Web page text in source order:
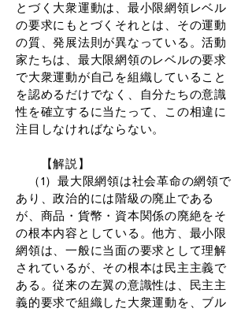
とづく大衆運動は、最小限網領レベル
の要求にもとづくそれとは、その運動
の質、発展法則が異なっている。活動
家たちは、最大限網領のレベルの要求
で大衆運動が自己を組織していること
を認めるだけでなく、自分たちの意識
性を確立するに当たって、この相違に
注目しなければならない。
【解説】
（1）最大限網領は社会革命の網領で
あり、政治的には階級の廃止である
が、商品・貨幣・資本関係の廃絶をそ
の根本内容としている。他方、最小限
網領は、一般に当面の要求として理解
されているが、その根本は民主主義で
ある。従来の左翼の意識性は、民主主
義的要求で組織した大衆運動を、ブル